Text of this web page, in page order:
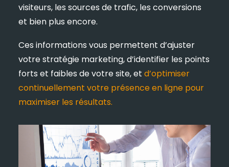
visiteurs, les sources de trafic, les conversions
et bien plus encore.
Ces informations vous permettent d’ajuster
votre stratégie marketing, d’identifier les points
forts et faibles de votre site, et d’optimiser
continuellement votre présence en ligne pour
maximiser les résultats.